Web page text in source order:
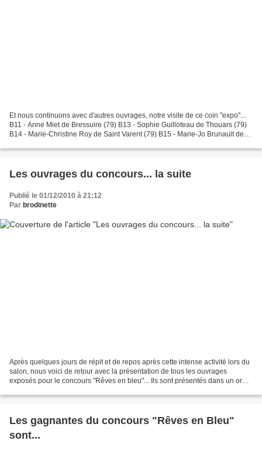
Et nous continuons avec d'autres ouvrages, notre visite de ce coin "expo"...
B11 - Anne Miet de Bressuire (79) B13 - Sophie Guilloteau de Thouars (79)
B14 - Marie-Christine Roy de Saint Varent (79) B15 - Marie-Jo Brunault de
Les ouvrages du concours... la suite
Publié le 01/12/2010 à 21:12
Par brodinette
Après quelques jours de répit et de repos après cette intense activité lors du
salon, nous voici de retour avec la présentation de tous les ouvrages
exposés pour le concours "Rêves en bleu"... Ils sont présentés dans un ordre
Les gagnantes du concours "Rêves en Bleu"
sont...